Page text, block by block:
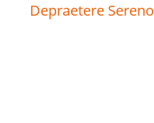
Depraetere Sereno